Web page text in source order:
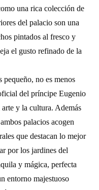
una rica colección de
del palacio son una
pintados al fresco y
el gusto refinado de la
no es menos
del príncipe Eugenio
y la cultura. Además
palacios acogen
que destacan lo mejor
por los jardines del
y mágica, perfecta
entorno majestuoso